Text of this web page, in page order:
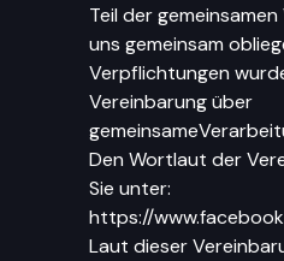
Teil der
uns gemeinsam
Verpflichtungen
Vereinbarung über
Den Wortlaut der
Sie unter:
https://
Laut dieser